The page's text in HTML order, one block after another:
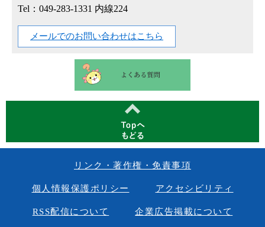
Tel：049-283-1331 内線224
メールでのお問い合わせはこちら
リンク・著作権・免責事項
個人情報保護ポリシー アクセシビリティ
RSS配信について 企業広告掲載について